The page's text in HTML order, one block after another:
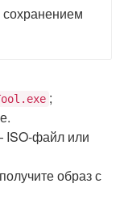
;
ISO-файл или
образ с